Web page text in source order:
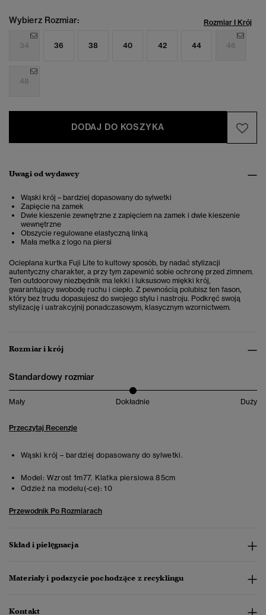
Wybierz Rozmiar: Rozmiar I Krój
34 36 38 40 42 44 46
48
DODAJ DO KOSZYKA
Uwagi od wydawcy
Wąski krój – bardziej dopasowany do sylwetki
Zapięcie na zamek
Dwie kieszenie zewnętrzne z zapięciem na zamek i dwie kieszenie
wewnętrzne
Obszycie regulowane elastyczną linką
Mała metka z logo na piersi
Ocieplana kurtka Fuji Lite to kultowy sposób, by nadać stylizacji
autentyczny charakter, a przy tym zapewnić sobie ochronę przed zimnem.
Ten outdoorowy niezbędnik ma lekki i luksusowo miękki krój,
gwarantujący swobodę ruchu i ciepło. Z pewnością polubisz ten fason,
który bez trudu dopasujesz do swojego stylu i nastroju. Podkręć swoją
stylizację i uatrakcyjnij ponadczasowym, klasycznym wzornictwem.
Rozmiar i krój
Standardowy rozmiar
Mały Dokładnie Duży
Przeczytaj Recenzje
Wąski krój – bardziej dopasowany do sylwetki.
Model: Wzrost 1m77. Klatka piersiowa 85cm
Odzież na modelu(-ce): 10
Przewodnik Po Rozmiarach
Skład i pielęgnacja
Materiały i podszycie pochodzące z recyklingu
Kontakt